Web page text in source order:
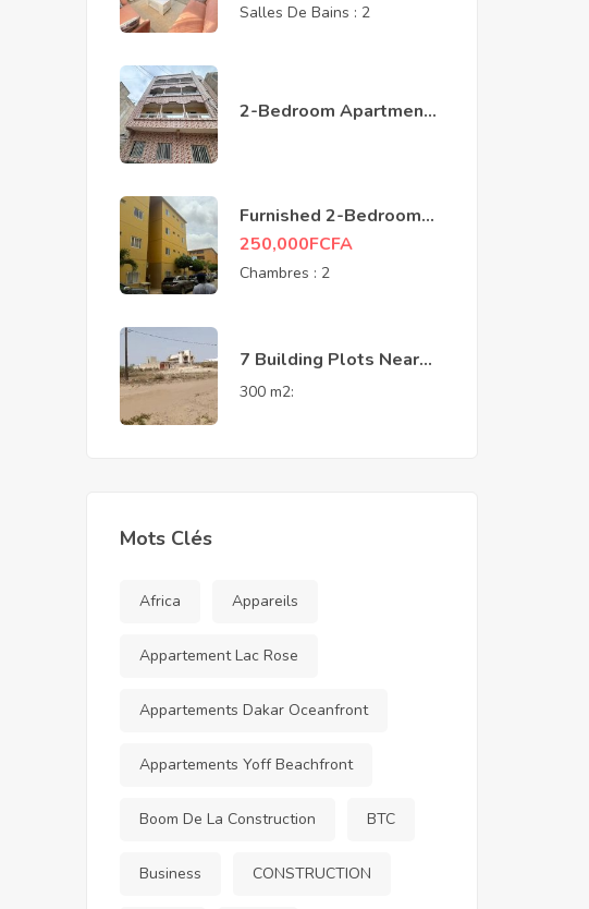
Salles De Bains : 2
2-Bedroom Apartment –
Furnished 2-Bedroom
Apartment for Rent –
Almadies 2
250,000FCFA
Chambres : 2
7 Building Plots Near
French School – Saly
300 m2:
Mots Clés
Africa Appareils
Appartement Lac Rose
Appartements Dakar Oceanfront
Appartements Yoff Beachfront
Boom De La Construction BTC
Business CONSTRUCTION